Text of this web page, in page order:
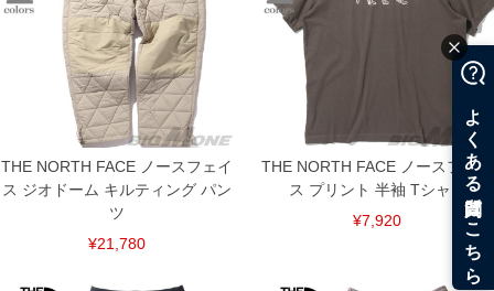
THE NORTH FACE ノースフェイ
ス ジオドーム キルティング パン
ツ
¥21,780
THE NORTH FACE ノースフェイ
ス プリント 半袖 Tシャツ
¥7,920